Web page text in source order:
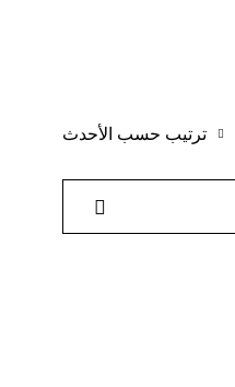
ترتيب حسب الأحدث